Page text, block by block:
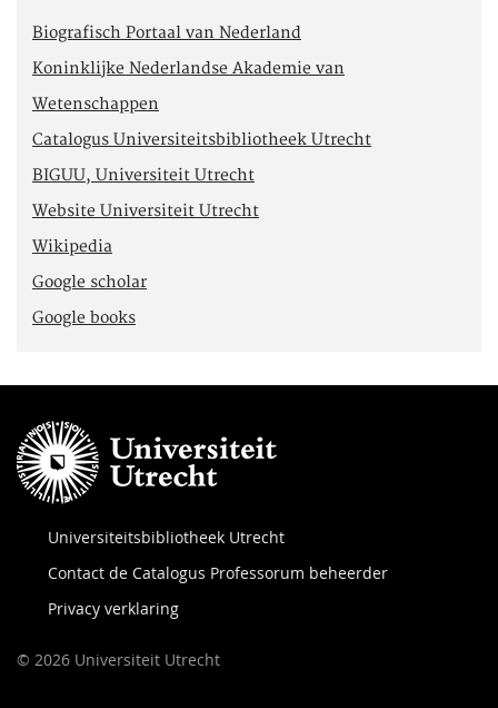
Biografisch Portaal van Nederland
Koninklijke Nederlandse Akademie van
Wetenschappen
Catalogus Universiteitsbibliotheek Utrecht
BIGUU, Universiteit Utrecht
Website Universiteit Utrecht
Wikipedia
Google scholar
Google books
Universiteitsbibliotheek Utrecht
Contact de Catalogus Professorum beheerder
Privacy verklaring
© 2026 Universiteit Utrecht